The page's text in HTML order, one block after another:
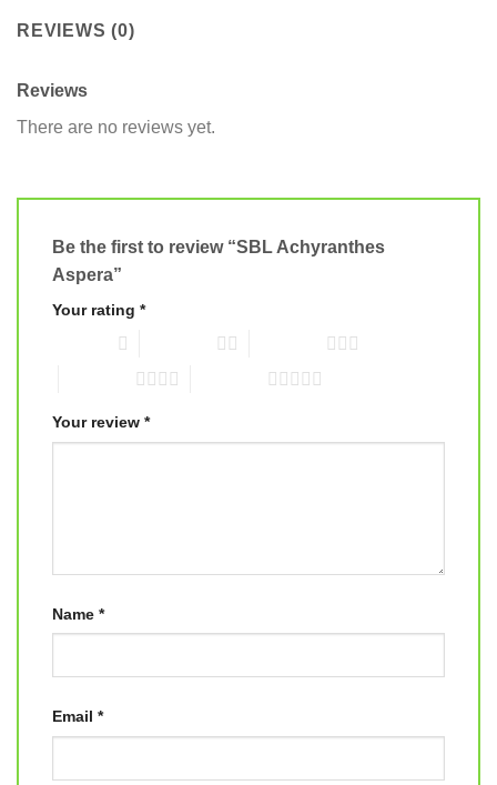
REVIEWS (0)
Reviews
There are no reviews yet.
Be the first to review “SBL Achyranthes
Aspera”
Your rating *
Your review *
Name *
Email *